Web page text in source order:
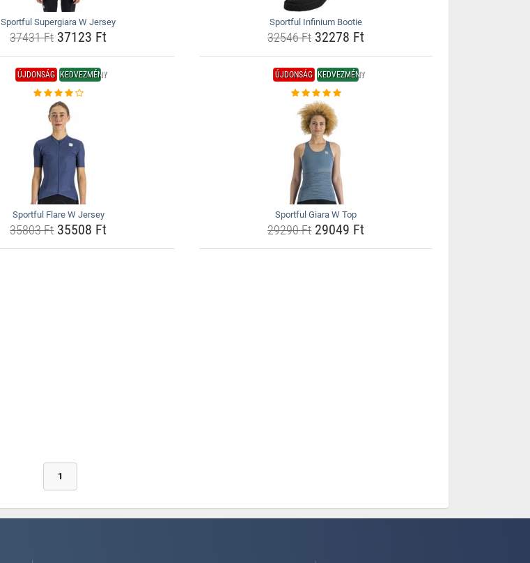
Sportful Supergiara W Jersey
37431 Ft37123 Ft
Sportful Infinium Bootie
32546 Ft 32278 Ft
ÚJDONSÁG KEDVEZMÉNY
Sportful Flare W Jersey
35803 Ft35508 Ft
ÚJDONSÁG KEDVEZMÉNY
Sportful Giara W Top
29290 Ft 29049 Ft
1